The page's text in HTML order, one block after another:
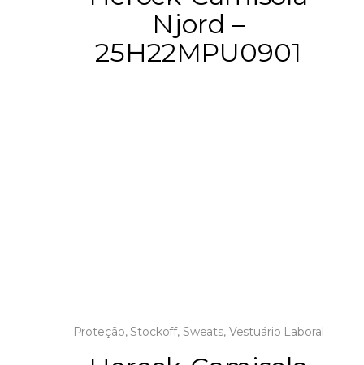
Njord –
25H22MPU0901
Proteção, Stockoff, Sweats, Vestuário Laboral